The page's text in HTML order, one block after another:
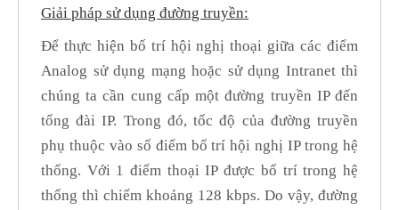
Giải pháp sử dụng đường truyền:
Để thực hiện bố trí hội nghị thoại giữa các điểm
Analog sử dụng mạng hoặc sử dụng Intranet thì
chúng ta cần cung cấp một đường truyền IP đến
tổng đài IP. Trong đó, tốc độ của đường truyền
phụ thuộc vào số điểm bố trí hội nghị IP trong hệ
thống. Với 1 điểm thoại IP được bố trí trong hệ
thống thì chiếm khoảng 128 kbps. Do vậy, đường